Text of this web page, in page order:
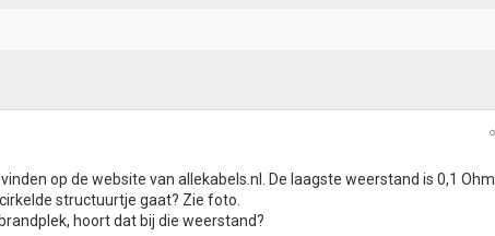
op de website van allekabels.nl. De laagste weerstand is 0,1 Ohm.
structuurtje gaat? Zie foto.
hoort dat bij die weerstand?